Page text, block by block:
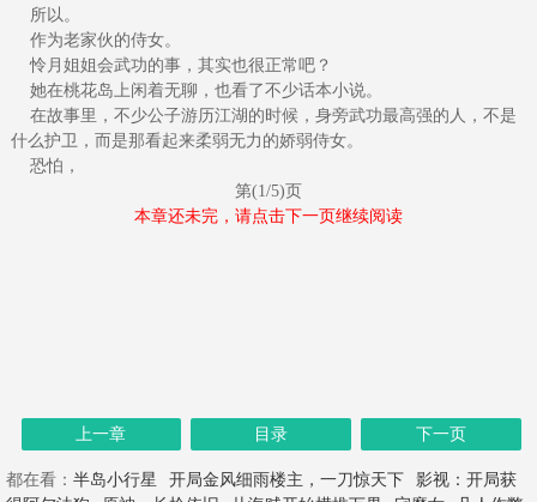
所以。
作为老家伙的侍女。
怜月姐姐会武功的事，其实也很正常吧？
她在桃花岛上闲着无聊，也看了不少话本小说。
在故事里，不少公子游历江湖的时候，身旁武功最高强的人，不是
什么护卫，而是那看起来柔弱无力的娇弱侍女。
恐怕，
第(1/5)页
本章还未完，请点击下一页继续阅读
上一章 目录 下一页
都在看： 半岛小行星 开局金风细雨楼主，一刀惊天下
影视：开局获